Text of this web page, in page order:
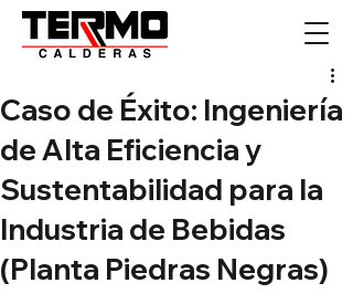
Caso de Éxito: Ingeniería
de Alta Eficiencia y
Sustentabilidad para la
Industria de Bebidas
(Planta Piedras Negras)